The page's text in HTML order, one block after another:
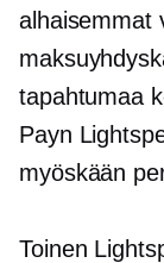
alhaisemmat
tapahtumaa
Payn
myöskään
Toinen